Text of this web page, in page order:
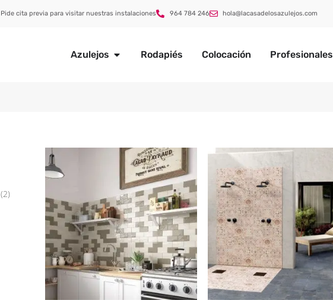
Pide cita previa para visitar nuestras instalaciones 964 784 246 hola@lacasadelosazulejos.com
Azulejos Rodapiés Colocación Profesionales
(2)